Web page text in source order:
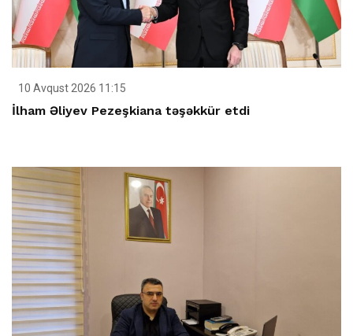
10 Avqust 2026 11:15
İlham Əliyev Pezeşkiana təşəkkür etdi